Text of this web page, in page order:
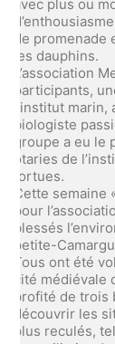
avec plus ou
de promenade
les dauphins.
L’association
participants,
l’institut
biologiste
groupe a eu
otaries de
tortues.
Cette semaine
pour
blessés
petite-
Tous ont été
cité médiévale
profité de trois
découvrir les
plus reculés,